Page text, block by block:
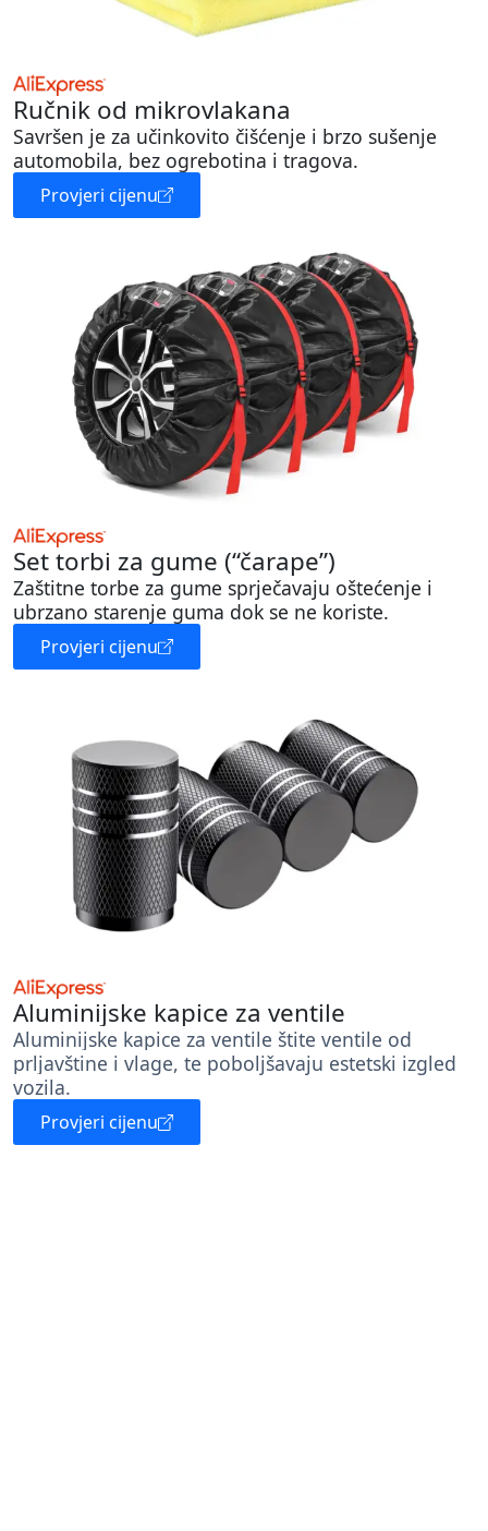
Ručnik od mikrovlakana
Savršen je za učinkovito čišćenje i brzo sušenje
automobila, bez ogrebotina i tragova.
Provjeri cijenu
Set torbi za gume (“čarape”)
Zaštitne torbe za gume sprječavaju oštećenje i
ubrzano starenje guma dok se ne koriste.
Provjeri cijenu
Aluminijske kapice za ventile
Aluminijske kapice za ventile štite ventile od
prljavštine i vlage, te poboljšavaju estetski izgled
vozila.
Provjeri cijenu